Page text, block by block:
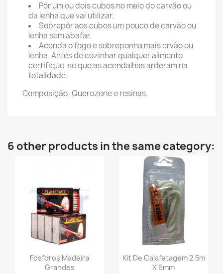
Pôr um ou dois cubos no meio do carvão ou
da lenha que vai utilizar.
Sobrepôr aos cubos um pouco de carvão ou
lenha sem abafar.
Acenda o fogo e sobreponha mais crvão ou
lenha. Antes de cozinhar qualquer alimento
certifique-se que as acendalhas arderam na
totalidade.
Composição: Querozene e resinas.
6 other products in the same category:
Fosforos Madeira
Grandes
Kit De Calafetagem 2,5m
X 6mm